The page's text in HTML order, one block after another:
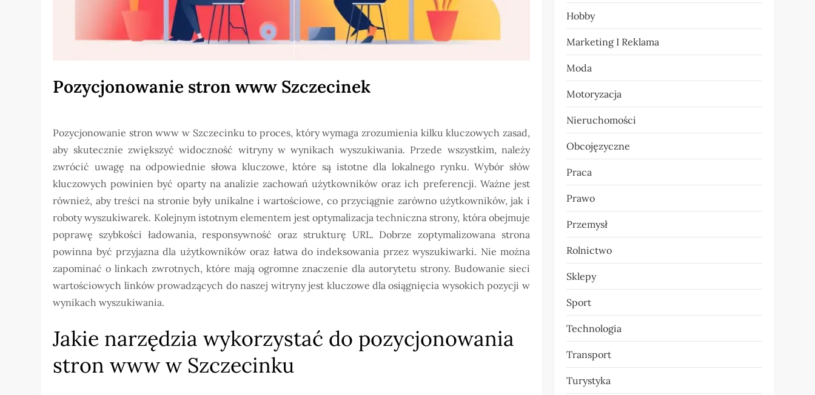
Pozycjonowanie stron www Szczecinek
Pozycjonowanie stron www w Szczecinku to proces, który wymaga zrozumienia kilku kluczowych zasad,
aby skutecznie zwiększyć widoczność witryny w wynikach wyszukiwania. Przede wszystkim, należy
zwrócić uwagę na odpowiednie słowa kluczowe, które są istotne dla lokalnego rynku. Wybór słów
kluczowych powinien być oparty na analizie zachowań użytkowników oraz ich preferencji. Ważne jest
również, aby treści na stronie były unikalne i wartościowe, co przyciągnie zarówno użytkowników, jak i
roboty wyszukiwarek. Kolejnym istotnym elementem jest optymalizacja techniczna strony, która obejmuje
poprawę szybkości ładowania, responsywność oraz strukturę URL. Dobrze zoptymalizowana strona
powinna być przyjazna dla użytkowników oraz łatwa do indeksowania przez wyszukiwarki. Nie można
zapominać o linkach zwrotnych, które mają ogromne znaczenie dla autorytetu strony. Budowanie sieci
wartościowych linków prowadzących do naszej witryny jest kluczowe dla osiągnięcia wysokich pozycji w
wynikach wyszukiwania.
Jakie narzędzia wykorzystać do pozycjonowania
stron www w Szczecinku
Hobby
Marketing I Reklama
Moda
Motoryzacja
Nieruchomości
Obcojęzyczne
Praca
Prawo
Przemysł
Rolnictwo
Sklepy
Sport
Technologia
Transport
Turystyka